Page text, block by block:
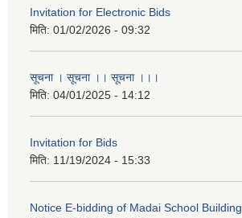
Invitation for Electronic Bids
मिति: 01/02/2026 - 09:32
सूचना । सूचना ।। सूचना ।।।
मिति: 04/01/2025 - 14:12
Invitation for Bids
मिति: 11/19/2024 - 15:33
Notice E-bidding of Madai School Building